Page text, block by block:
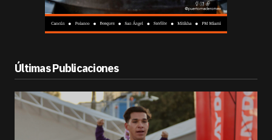
Últimas Publicaciones